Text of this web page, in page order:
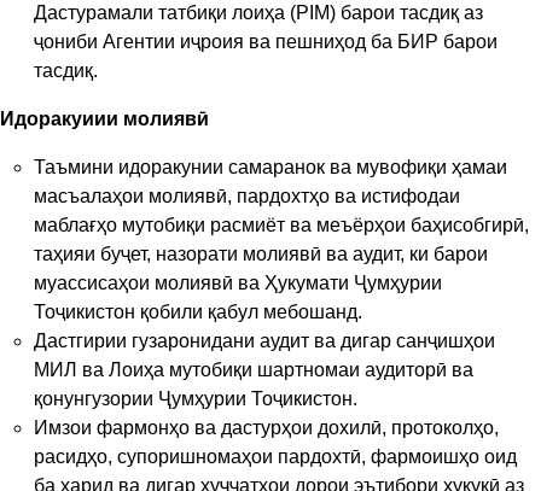
Дастурамали татбиқи лоиҳа (PIM) барои тасдиқ аз
ҷониби Агентии иҷроия ва пешниҳод ба БИР барои
тасдиқ.
Идоракуиии молиявӣ
Таъмини идоракунии самаранок ва мувофиқи ҳамаи
масъалаҳои молиявӣ, пардохтҳо ва истифодаи
маблағҳо мутобиқи расмиёт ва меъёрҳои баҳисобгирӣ,
таҳияи буҷет, назорати молиявӣ ва аудит, ки барои
муассисаҳои молиявӣ ва Ҳукумати Ҷумҳурии
Тоҷикистон қобили қабул мебошанд.
Дастгирии гузаронидани аудит ва дигар санҷишҳои
МИЛ ва Лоиҳа мутобиқи шартномаи аудиторӣ ва
қонунгузории Ҷумҳурии Тоҷикистон.
Имзои фармонҳо ва дастурҳои дохилӣ, протоколҳо,
расидҳо, супоришномаҳои пардохтӣ, фармоишҳо оид
ба харид ва дигар ҳуҷҷатҳои дорои эътибори ҳуқуқӣ аз